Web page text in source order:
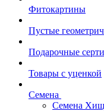
Фитокартины
Пустые
Подарочные
Товары с уценкой
Семена
Семена